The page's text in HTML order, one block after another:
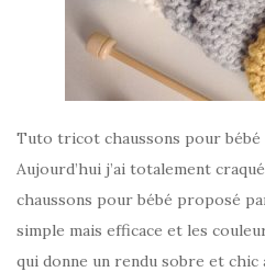
Tuto tricot chaussons pour bébé
Aujourd’hui j’ai totalement
chaussons pour bébé proposé
simple mais efficace et les
qui donne un rendu sobre et chic